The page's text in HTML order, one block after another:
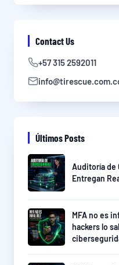
Contact Us
+57 315 2592011
Últimos Posts
Auditoría de
Entregan
MFA no es
hackers lo